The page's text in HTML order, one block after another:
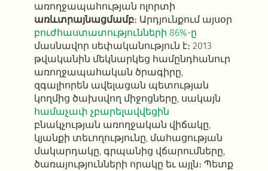
առողջապահության ոլորտի
առևտրայնացմամբ։ Արդյունքում այսօր
բուժհաստատությունների 86%-ը
մասնավոր սեփականություն է։ 2013
թվականին մեկնարկեց համընդհանուր
առողջապահական ծրագիրը,
զգալիորեն ավելացան պետության
կողմից ծախսվող միջոցները, սակայն
համաչափ չբարելավվեցին
բնակչության առողջական վիճակը,
կյանքի տեւողությունը, մահացության
մակարդակը, գրպանից վճարումները,
ծառայությունների որակը եւ այլն։ Պետք